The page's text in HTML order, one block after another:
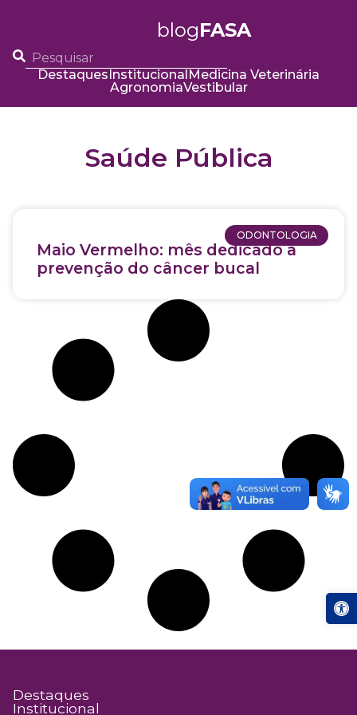
Abrir
blogFASA
DestaquesInstitucionalMedicina Veterinária
AgronomiaVestibular
Saúde Pública
ODONTOLOGIA
Maio Vermelho: mês dedicado à
prevenção do câncer bucal
Destaques
Institucional